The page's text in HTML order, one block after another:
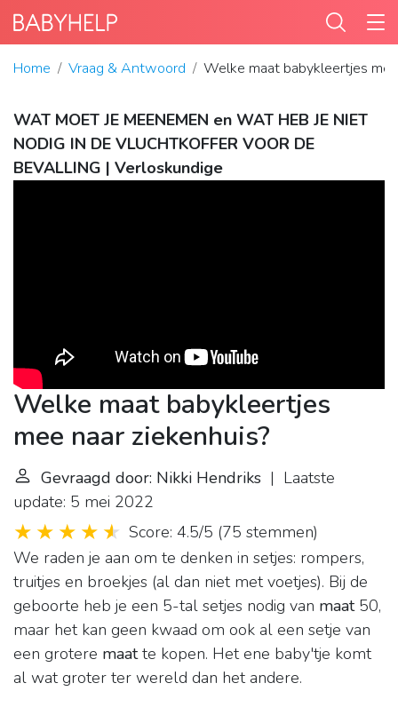
Home Vraag & Antwoord Welke maat babykleertjes
WAT MOET JE MEENEMEN en WAT HEB JE NIET
NODIG IN DE VLUCHTKOFFER VOOR DE
BEVALLING | Verloskundige
Welke maat babykleertjes
mee naar ziekenhuis?
Gevraagd door: Nikki Hendriks | Laatste
update: 5 mei 2022
Score: 4.5/5 (75 stemmen)
We raden je aan om te denken in setjes: rompers,
truitjes en broekjes (al dan niet met voetjes). Bij de
geboorte heb je een 5-tal setjes nodig van maat50,
maar het kan geen kwaad om ook al een setje van
een grotere maatte kopen. Het ene baby'tje komt
al wat groter ter wereld dan het andere.